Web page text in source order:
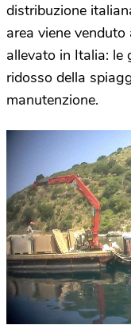
distribuzione
area viene venduto
allevato in Italia: le
ridosso della
manutenzione.